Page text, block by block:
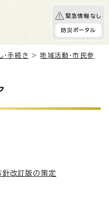
緊急情報なし
防災ポータル
・手続き >地域活動・市民参
改訂版の策定